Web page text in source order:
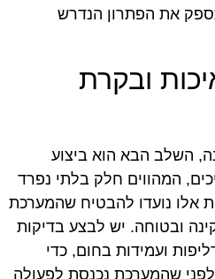
את הפתרון הנדרש
ובקרת
השלב הבא הוא ביצוע
המהווים חלק בלתי נפרד
אלו נועדו להבטיח שהמערכת
ובטוחה. יש לבצע בדיקות
ועמידות בחום, כדי
לפני שהמערכת נכנסת לפעולה